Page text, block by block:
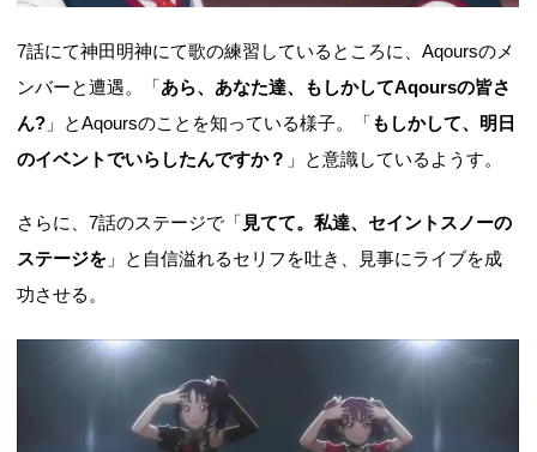
7話にて神田明神にて歌の練習しているところに、Aqoursのメ
ンバーと遭遇。「あら、あなた達、もしかしてAqoursの皆さ
ん? 」とAqoursのことを知っている様子。「もしかして、明日
のイベントでいらしたんですか？ 」と意識しているようす。
さらに、7話のステージで「 見てて。私達、セイントスノーの
ステージを 」と自信溢れるセリフを吐き、見事にライブを成
功させる。